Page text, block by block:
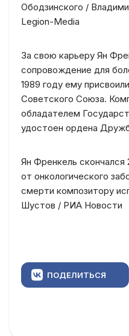
Ободзинского /
Legion-Media
За свою карьеру Ян
сопровождение для
1989 году ему
Советского Союза.
обладателем
удостоен ордена
Ян Френкель скончался
от онкологического
смерти композитору
Шустов / РИА Новости
ПОДЕЛИТЬСЯ